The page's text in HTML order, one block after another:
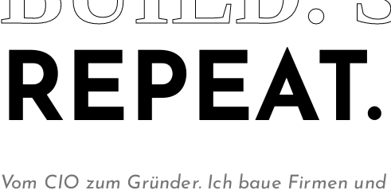
REPEAT.
Vom CIO zum Gründer. Ich baue Firmen